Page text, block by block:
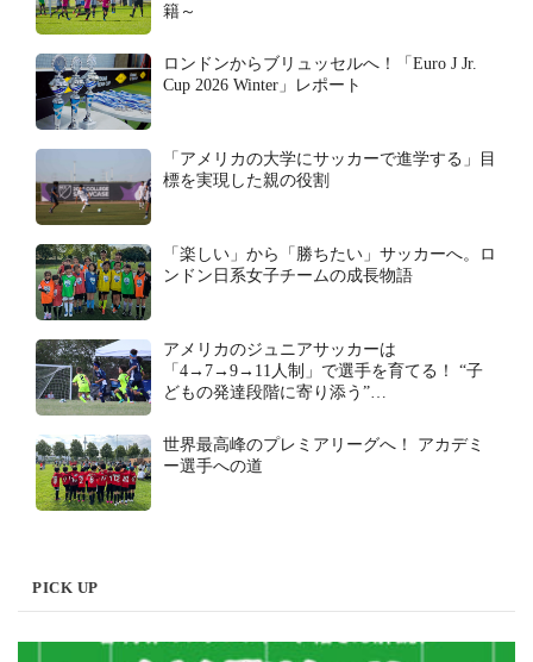
籍～
ロンドンからブリュッセルへ！「Euro J Jr.
Cup 2026 Winter」レポート
「アメリカの大学にサッカーで進学する」目
標を実現した親の役割
「楽しい」から「勝ちたい」サッカーへ。ロ
ンドン日系女子チームの成長物語
アメリカのジュニアサッカーは
「4→7→9→11人制」で選手を育てる！ “子
どもの発達段階に寄り添う”…
世界最高峰のプレミアリーグへ！ アカデミ
ー選手への道
PICK UP